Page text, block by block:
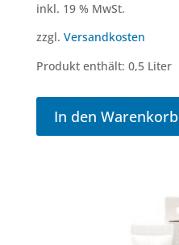
inkl. 19 % MwSt.
zzgl. Versandkosten
Produkt enthält: 0,5 Liter
In den Warenkorb